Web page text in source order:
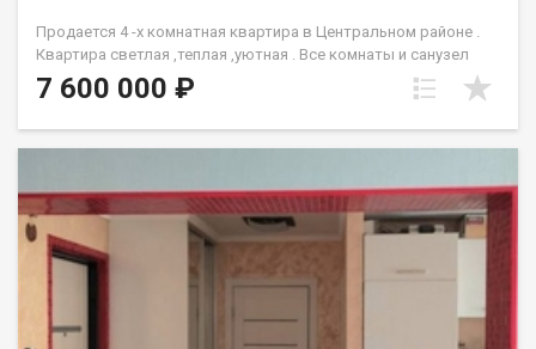
Продается 4 -х комнатная квартира в Центральном районе .
Квартира светлая ,теплая ,уютная . Все комнаты и санузел
раздельные. В квартире сделан ремонт: окна пвх ,натяжные
потолки ,межкомнатные двери ,радиаторы . Все в шаговой
собственникам в подарок остаётся вся мебель. Чистая
7 600 000 ₽